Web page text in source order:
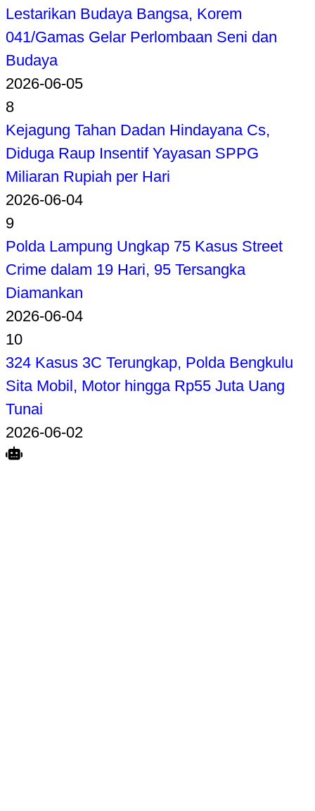
Lestarikan Budaya Bangsa, Korem
041/Gamas Gelar Perlombaan Seni dan
Budaya
2026-06-05
8
Kejagung Tahan Dadan Hindayana Cs,
Diduga Raup Insentif Yayasan SPPG
Miliaran Rupiah per Hari
2026-06-04
9
Polda Lampung Ungkap 75 Kasus Street
Crime dalam 19 Hari, 95 Tersangka
Diamankan
2026-06-04
10
324 Kasus 3C Terungkap, Polda Bengkulu
Sita Mobil, Motor hingga Rp55 Juta Uang
Tunai
2026-06-02